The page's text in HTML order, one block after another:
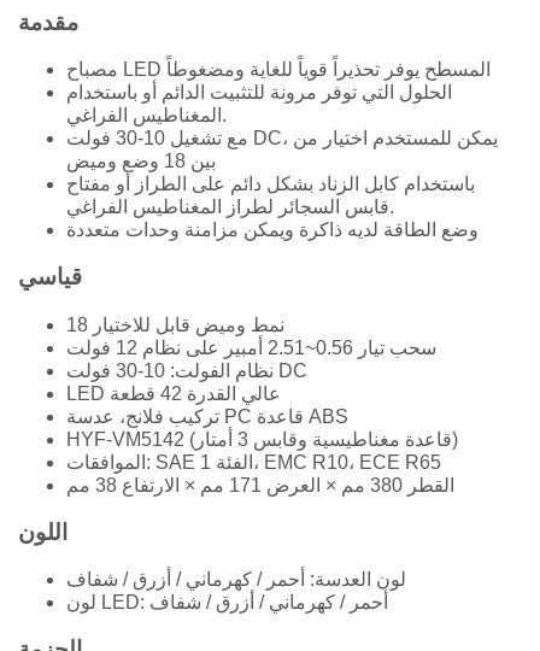
مقدمة
مصباح LED المسطح يوفر تحذيراً قوياً للغاية ومضغوطاً
الحلول التي توفر مرونة للتثبيت الدائم أو باستخدام
المغناطيس الفراغي.
مع تشغيل 10-30 فولت DC، يمكن للمستخدم اختيار من
بين 18 وضع وميض
باستخدام كابل الزناد بشكل دائم على الطراز أو مفتاح
قابس السجائر لطراز المغناطيس الفراغي.
وضع الطاقة لديه ذاكرة ويمكن مزامنة وحدات متعددة
قياسي
18 نمط وميض قابل للاختيار
سحب تيار 0.56~2.51 أمبير على نظام 12 فولت
نظام الفولت: 10-30 فولت DC
LED عالي القدرة 42 قطعة
تركيب فلانج، عدسة PC قاعدة ABS
HYF-VM5142 (قاعدة مغناطيسية وقابس 3 أمتار)
الموافقات: SAE الفئة 1، EMC R10، ECE R65
القطر 380 مم × العرض 171 مم × الارتفاع 38 مم
اللون
لون العدسة: أحمر / كهرماني / أزرق / شفاف
لون LED: أحمر / كهرماني / أزرق / شفاف